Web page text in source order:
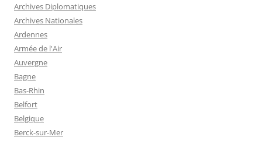
Archives Diplomatiques
Archives Nationales
Ardennes
Armée de l'Air
Auvergne
Bagne
Bas-Rhin
Belfort
Belgique
Berck-sur-Mer